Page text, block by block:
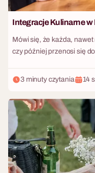
Integracje Kulinarne w
Mówi się, że każda,
czy później przenosi się
przygotowywanie
międzyludzkich. W 2026
z ekstremalnych sportów
Zdejmowanie
kucharskich fartuchów
do komunikacji i, co
wspólną nagrodą. W
obecnie Twój zespół,
3 minuty czytania 14